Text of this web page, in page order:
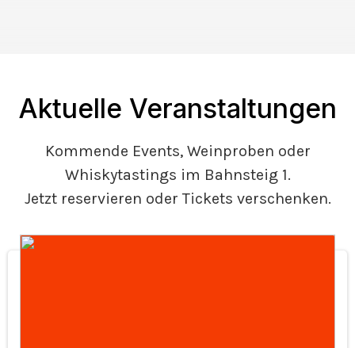
Aktuelle Veranstaltungen
Kommende Events, Weinproben oder
Whiskytastings im Bahnsteig 1.
Jetzt reservieren oder Tickets verschenken.